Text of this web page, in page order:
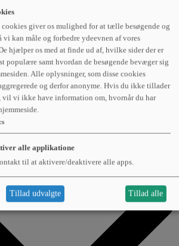
avanceret flådestyring kan være med
transport og logistik.
cookies giver os mulighed for at tælle besøgende og
vi kan måle og forbedre ydeevnen af vores
hjælper os med at finde ud af, hvilke sider der er
populære samt hvordan de besøgende bevæger sig
Alle oplysninger, som disse cookies
og derfor anonyme. Hvis du ikke tillader
vil vi ikke have information om, hvornår du har
alle applikatione
til at aktivere/deaktivere alle apps.
Tillad udvalgte Tillad alle